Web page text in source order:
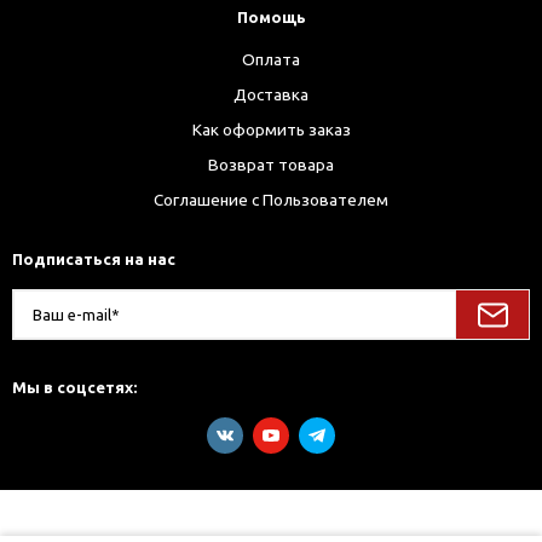
Помощь
Оплата
Доставка
Как оформить заказ
Возврат товара
Соглашение с Пользователем
Подписаться на нас
Мы в соцсетях: